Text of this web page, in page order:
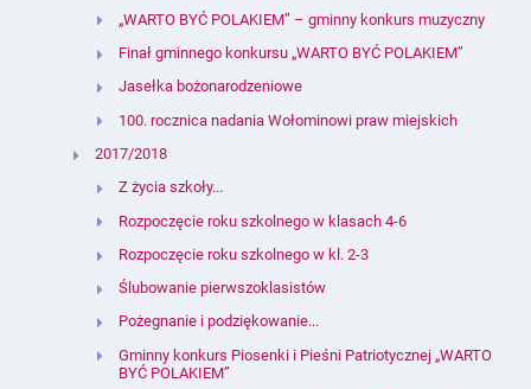
„WARTO BYĆ POLAKIEM” – gminny konkurs muzyczny
Finał gminnego konkursu „WARTO BYĆ POLAKIEM”
Jasełka bożonarodzeniowe
100. rocznica nadania Wołominowi praw miejskich
2017/2018
Z życia szkoły...
Rozpoczęcie roku szkolnego w klasach 4-6
Rozpoczęcie roku szkolnego w kl. 2-3
Ślubowanie pierwszoklasistów
Pożegnanie i podziękowanie...
Gminny konkurs Piosenki i Pieśni Patriotycznej „WARTO
BYĆ POLAKIEM”